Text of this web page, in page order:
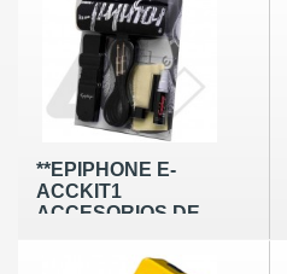
**EPIPHONE E-
ACCKIT1
ACCESORIOS DE